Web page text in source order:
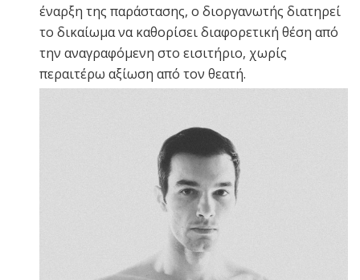
έναρξη της παράστασης, ο διοργανωτής διατηρεί
το δικαίωμα να καθορίσει διαφορετική θέση από
την αναγραφόμενη στο εισιτήριο, χωρίς
περαιτέρω αξίωση από τον θεατή.